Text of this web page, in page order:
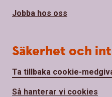
Jobba hos oss
Säkerhet och
Ta tillbaka cookie-
Så hanterar vi cookies